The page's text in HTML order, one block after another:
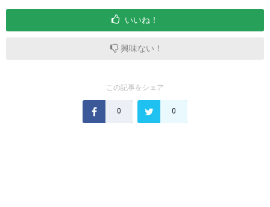
いいね！
興味ない！
この記事をシェア
0 0